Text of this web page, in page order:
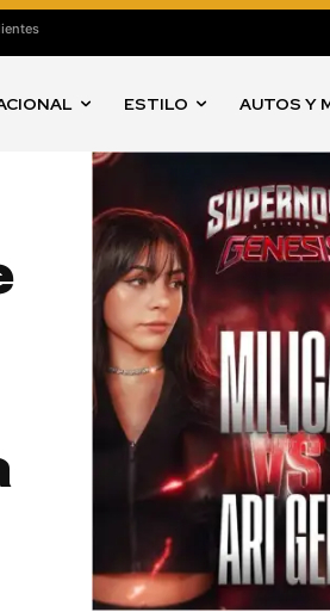
ESTILO AUTOS Y